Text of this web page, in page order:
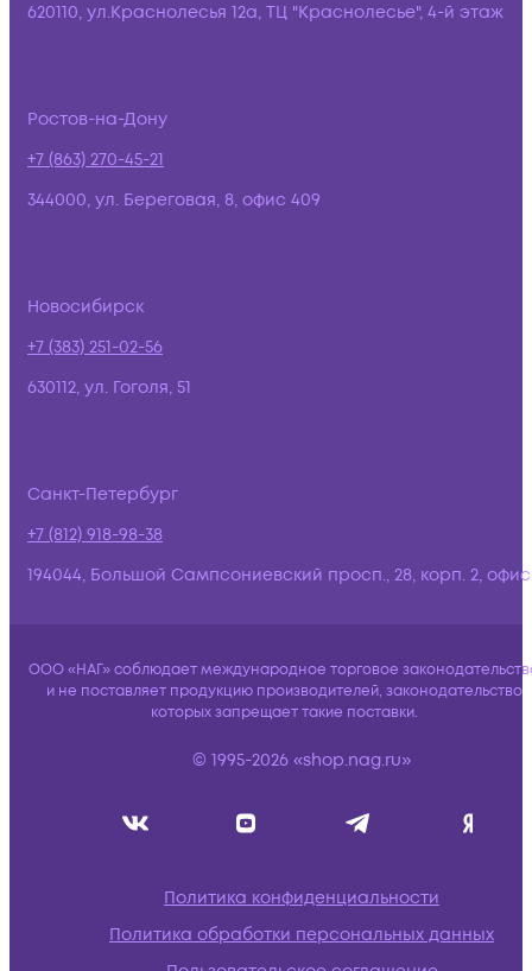
620110, ул.Краснолесья 12а, ТЦ "Краснолесье", 4-й этаж
Ростов-на-Дону
+7 (863) 270-45-21
344000, ул. Береговая, 8, офис 409
Новосибирск
+7 (383) 251-02-56
630112, ул. Гоголя, 51
Санкт-Петербург
+7 (812) 918-98-38
194044, Большой Сампсониевский просп., 28, корп. 2,
ООО «НАГ» соблюдает международное торговое
и не поставляет продукцию производителей, законодательство
которых запрещает такие поставки.
© 1995-2026 «shop.nag.ru»
Политика конфиденциальности
Политика обработки персональных данных